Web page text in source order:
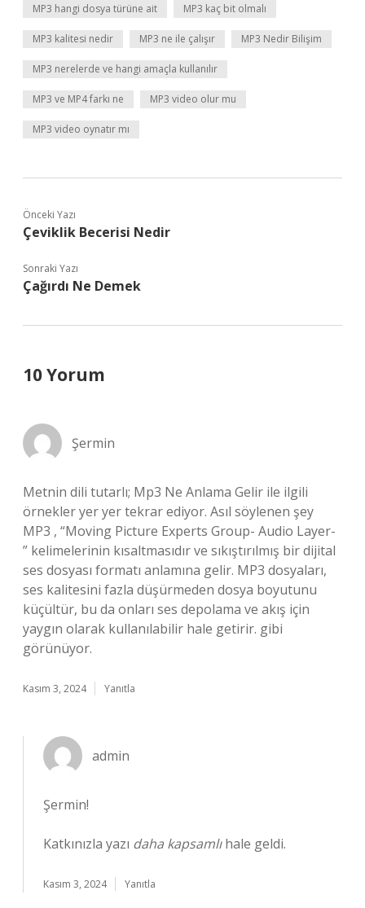
MP3 hangi dosya türüne ait MP3 kaç bit olmalı
MP3 kalitesi nedir MP3 ne ile çalışır MP3 Nedir Bilişim
MP3 nerelerde ve hangi amaçla kullanılır
MP3 ve MP4 farkı ne MP3 video olur mu
MP3 video oynatır mı
Önceki Yazı
Çeviklik Becerisi Nedir
Sonraki Yazı
Çağırdı Ne Demek
10 Yorum
Şermin
Metnin dili tutarlı; Mp3 Ne Anlama Gelir ile ilgili
örnekler yer yer tekrar ediyor. Asıl söylenen şey
MP3 , “Moving Picture Experts Group- Audio Layer-
” kelimelerinin kısaltmasıdır ve sıkıştırılmış bir dijital
ses dosyası formatı anlamına gelir. MP3 dosyaları,
ses kalitesini fazla düşürmeden dosya boyutunu
küçültür, bu da onları ses depolama ve akış için
yaygın olarak kullanılabilir hale getirir. gibi
görünüyor.
Kasım 3, 2024 Yanıtla
admin
Şermin!
Katkınızla yazı daha kapsamlıhale geldi.
Kasım 3, 2024 Yanıtla